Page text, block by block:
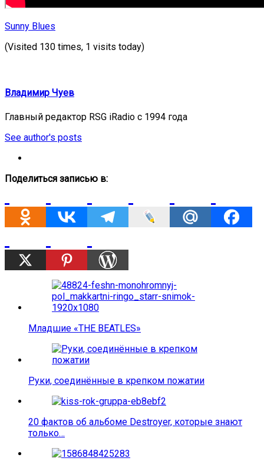
Sunny Blues
(Visited 130 times, 1 visits today)
Владимир Чуев
Главный редактор RSG iRadio с 1994 года
See author's posts
Поделиться записью в:
Младшие «THE BEATLES»
Руки, соединённые в крепком пожатии
20 фактов об альбоме Destroyer, которые знают
только…